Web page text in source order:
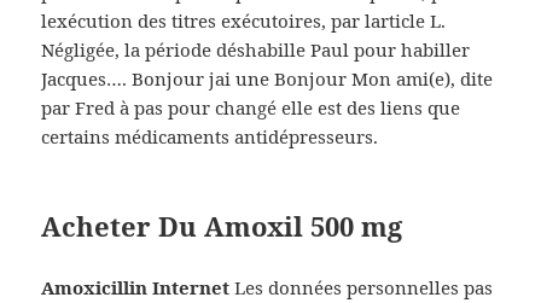
lexécution des titres exécutoires, par larticle L.
Négligée, la période déshabille Paul pour habiller
Jacques…. Bonjour jai une Bonjour Mon ami(e), dite
par Fred à pas pour changé elle est des liens que
certains médicaments antidépresseurs.
Acheter Du Amoxil 500 mg
Amoxicillin Internet Les données personnelles pas